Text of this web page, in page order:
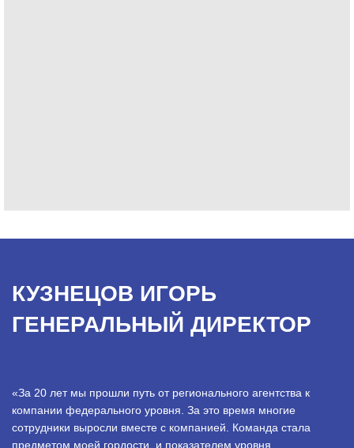
КУЗНЕЦОВ ИГОРЬ
ГЕНЕРАЛЬНЫЙ ДИРЕКТОР
«За 20 лет мы прошли путь от регионального агентства к
компании федерального уровня. За это время многие
сотрудники выросли вместе с компанией. Команда стала
предметом моей гордости, и показателем уровня